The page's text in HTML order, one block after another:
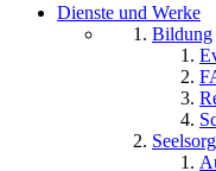
Dienste und Werke
Bildung